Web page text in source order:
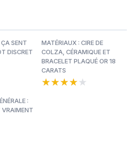
SENT
DISCRET
MATÉRIAUX : CIRE DE
COLZA, CÉRAMIQUE ET
BRACELET PLAQUÉ OR 18
CARATS
★★★★★
★★★★★
:
VRAIMENT